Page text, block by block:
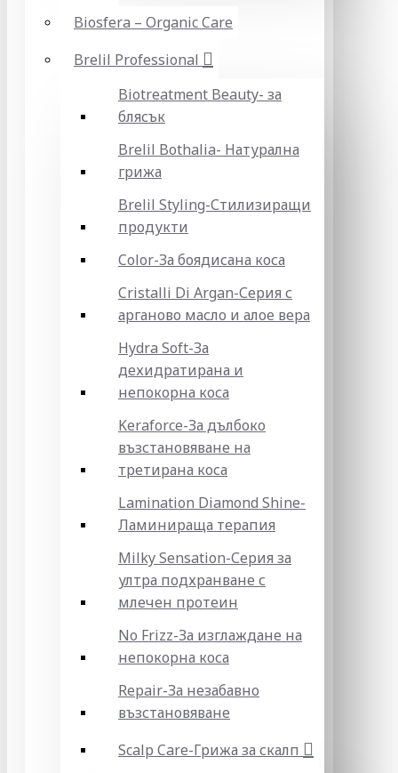
Biosfera – Organic Care
Brelil Professional
Biotreatment Beauty- за
блясък
Brelil Bothalia- Натурална
грижа
Brelil Styling-Стилизиращи
продукти
Color-За боядисана коса
Cristalli Di Argan-Серия с
арганово масло и алое вера
Hydra Soft-За
дехидратирана и
непокорна коса
Keraforce-За дълбоко
възстановяване на
третирана коса
Lamination Diamond Shine-
Ламинираща терапия
Milky Sensation-Серия за
ултра подхранване с
млечен протеин
No Frizz-За изглаждане на
непокорна коса
Repair-За незабавно
възстановяване
Scalp Care-Грижа за скалп